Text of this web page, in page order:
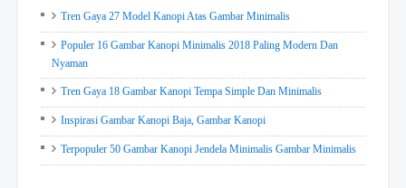
Tren Gaya 27 Model Kanopi Atas Gambar Minimalis
Populer 16 Gambar Kanopi Minimalis 2018 Paling Modern Dan
Nyaman
Tren Gaya 18 Gambar Kanopi Tempa Simple Dan Minimalis
Inspirasi Gambar Kanopi Baja, Gambar Kanopi
Terpopuler 50 Gambar Kanopi Jendela Minimalis Gambar Minimalis